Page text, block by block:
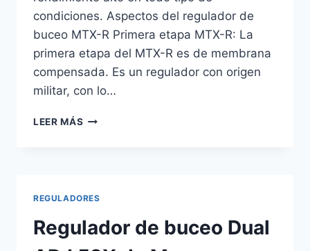
condiciones. Aspectos del regulador de
buceo MTX-R Primera etapa MTX-R: La
primera etapa del MTX-R es de membrana
compensada. Es un regulador con origen
militar, con lo…
LEER MÁS REGULADOR
REGULADORES
Regulador de buceo Dual